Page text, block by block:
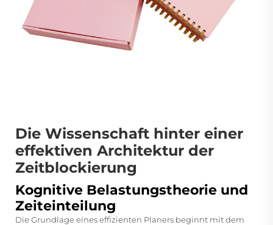
Die Wissenschaft hinter einer
effektiven Architektur der
Zeitblockierung
Kognitive Belastungstheorie und
Zeiteinteilung
Die Grundlage eines effizienten Planers beginnt mit dem